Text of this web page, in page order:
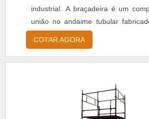
industrial. A braçadeira é um
união no andaime tubular
mola forjado, temperado e
um corpo principal com dois
mercado há diversos tipos de
COTAR AGORA